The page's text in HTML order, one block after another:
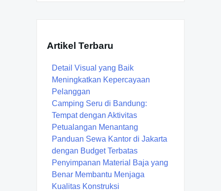
Artikel Terbaru
Detail Visual yang Baik
Meningkatkan Kepercayaan
Pelanggan
Camping Seru di Bandung:
Tempat dengan Aktivitas
Petualangan Menantang
Panduan Sewa Kantor di Jakarta
dengan Budget Terbatas
Penyimpanan Material Baja yang
Benar Membantu Menjaga
Kualitas Konstruksi